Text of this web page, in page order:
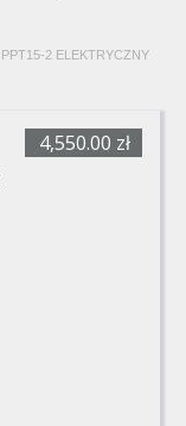
PPT15-2 ELEKTRYCZNY
4,550.00 zł